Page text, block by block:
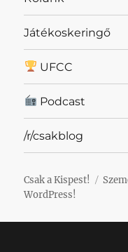
Játékoskeringő
UFCC
Podcast
/r/csakblog
Csak a Kispest!
WordPress!